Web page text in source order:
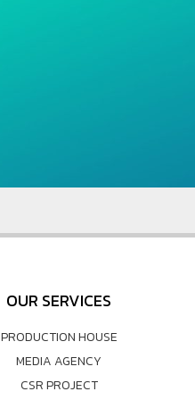
OUR SERVICES
PRODUCTION HOUSE
MEDIA AGENCY
CSR PROJECT